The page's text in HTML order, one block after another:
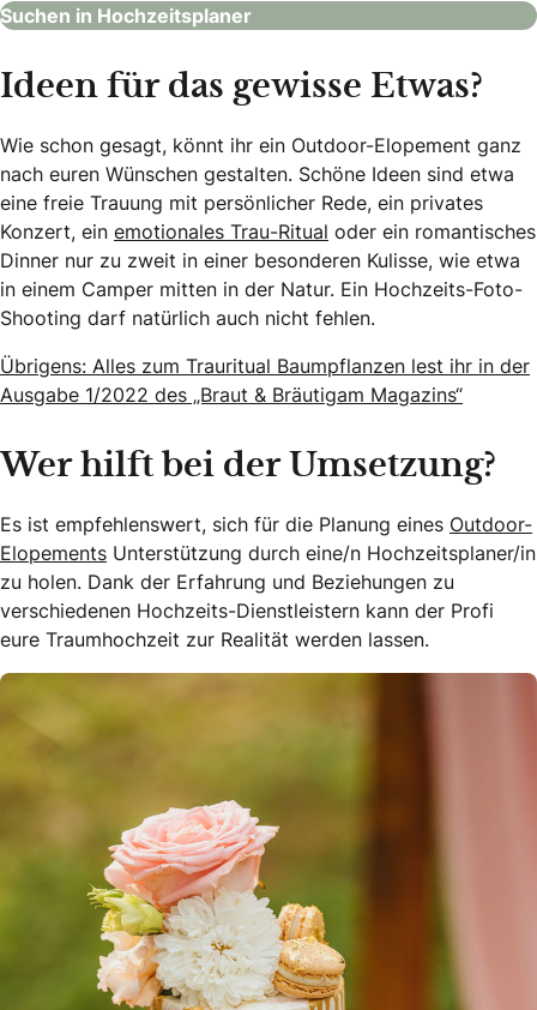
Suchen in Hochzeitsplaner
Ideen für das gewisse Etwas?
Wie schon gesagt, könnt ihr ein Outdoor-Elopement ganz
nach euren Wünschen gestalten. Schöne Ideen sind etwa
eine freie Trauung mit persönlicher Rede, ein privates
Konzert, ein emotionales Trau-Ritual oder ein romantisches
Dinner nur zu zweit in einer besonderen Kulisse, wie etwa
in einem Camper mitten in der Natur. Ein Hochzeits-Foto-
Shooting darf natürlich auch nicht fehlen.
Übrigens: Alles zum Trauritual Baumpflanzen lest ihr in der
Ausgabe 1/2022 des „Braut & Bräutigam Magazins“
Wer hilft bei der Umsetzung?
Es ist empfehlenswert, sich für die Planung eines Outdoor-
Elopements Unterstützung durch eine/n Hochzeitsplaner/in
zu holen. Dank der Erfahrung und Beziehungen zu
verschiedenen Hochzeits-Dienstleistern kann der Profi
eure Traumhochzeit zur Realität werden lassen.